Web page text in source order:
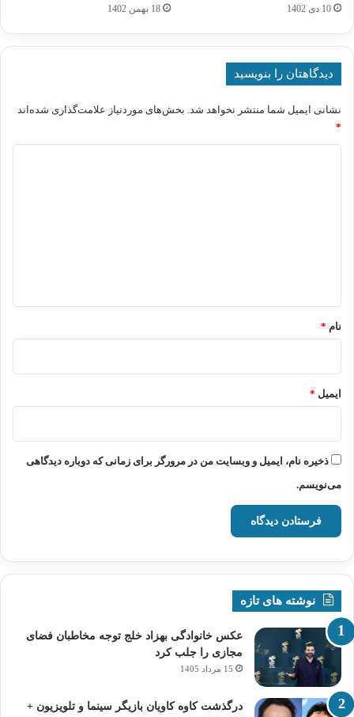
10 دی 1402 18 بهمن 1402
دیدگاهتان را بنویسید
نشانی ایمیل شما منتشر نخواهد شد. بخش‌های موردنیاز علامت‌گذاری شده‌اند
*
نام *
ایمیل *
ذخیره نام، ایمیل و وبسایت من در مرورگر برای زمانی که دوباره دیدگاهی
می‌نویسم.
نوشته های تازه
عکس خانوادگی بهزاد خلج توجه مخاطبان فضای
مجازی را جلب کرد
15 مرداد 1405
درگذشت کاوه کاویان بازیگر سینما و تلویزیون +